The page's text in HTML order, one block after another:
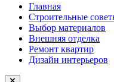
Главная
Строительные
Выбор материалов
Внешняя отделка
Ремонт квартир
Дизайн интерьеров